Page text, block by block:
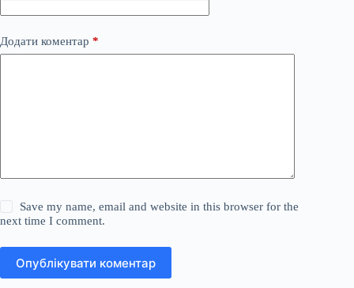
Додати коментар *
Save my name, email and website in this browser for the
next time I comment.
Опублікувати коментар